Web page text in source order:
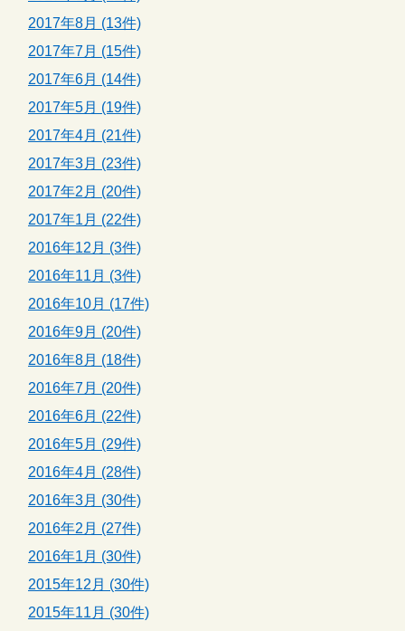
2017年8月 (13件)
2017年7月 (15件)
2017年6月 (14件)
2017年5月 (19件)
2017年4月 (21件)
2017年3月 (23件)
2017年2月 (20件)
2017年1月 (22件)
2016年12月 (3件)
2016年11月 (3件)
2016年10月 (17件)
2016年9月 (20件)
2016年8月 (18件)
2016年7月 (20件)
2016年6月 (22件)
2016年5月 (29件)
2016年4月 (28件)
2016年3月 (30件)
2016年2月 (27件)
2016年1月 (30件)
2015年12月 (30件)
2015年11月 (30件)